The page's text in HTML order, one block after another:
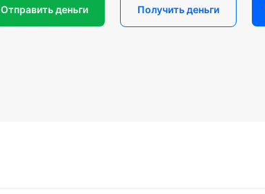
Отправить деньги Получить деньги